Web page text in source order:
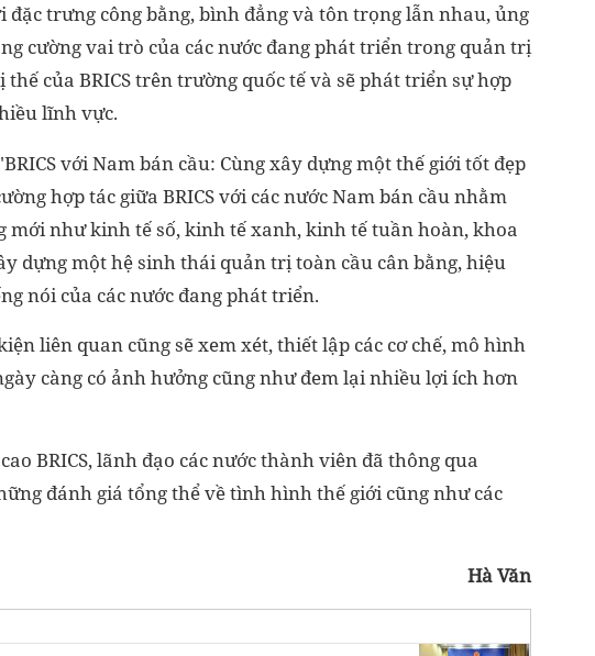
trưng công bằng, bình đẳng và tôn trọng lẫn nhau, ủng
cường vai trò của các nước đang phát triển trong quản trị
của BRICS trên trường quốc tế và sẽ phát triển sự hợp
lĩnh vực.
với Nam bán cầu: Cùng xây dựng một thế giới tốt đẹp
hợp tác giữa BRICS với các nước Nam bán cầu nhằm
mới như kinh tế số, kinh tế xanh, kinh tế tuần hoàn, khoa
dựng một hệ sinh thái quản trị toàn cầu cân bằng, hiệu
nói của các nước đang phát triển.
liên quan cũng sẽ xem xét, thiết lập các cơ chế, mô hình
càng có ảnh hưởng cũng như đem lại nhiều lợi ích hơn
BRICS, lãnh đạo các nước thành viên đã thông qua
đánh giá tổng thể về tình hình thế giới cũng như các
Hà Văn